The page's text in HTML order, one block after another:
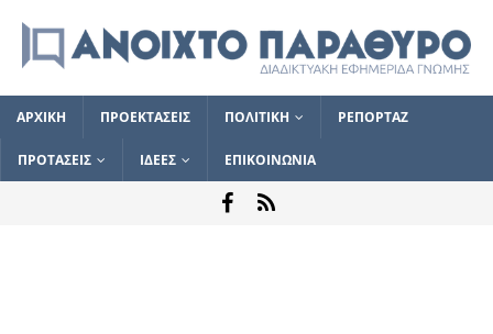
ΑΡΧΙΚΗ ΠΡΟΕΚΤΑΣΕΙΣ ΠΟΛΙΤΙΚΗ ΡΕΠΟΡΤΑΖ
ΠΡΟΤΑΣΕΙΣ ΙΔΕΕΣ ΕΠΙΚΟΙΝΩΝΙΑ